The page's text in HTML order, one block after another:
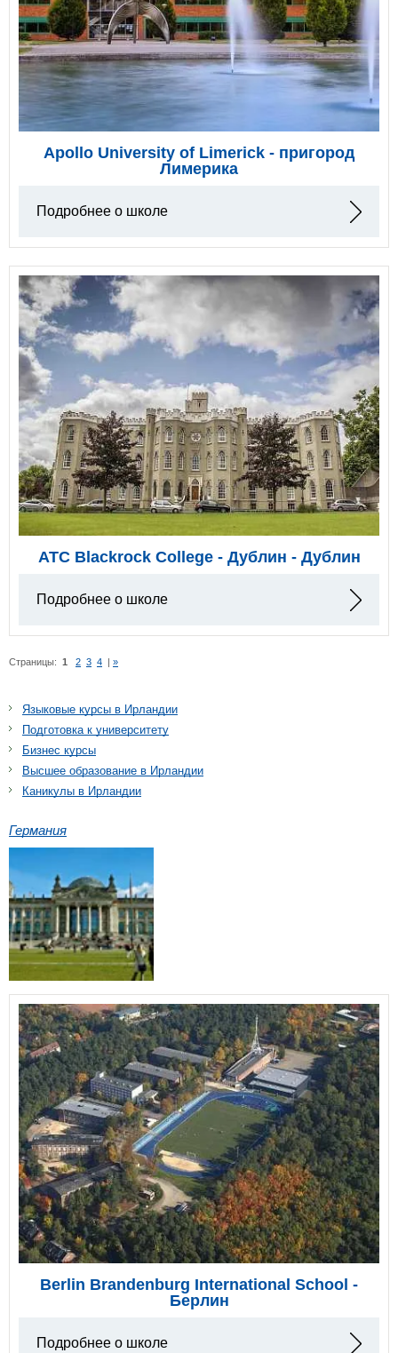
Apollo University of Limerick - пригород
Лимерика
Подробнее о школе
ATC Blackrock College - Дублин - Дублин
Подробнее о школе
Страницы: 1 2 3 4 | »
Языковые курсы в Ирландии
Подготовка к университету
Бизнес курсы
Высшее образование в Ирландии
Каникулы в Ирландии
Германия
Berlin Brandenburg International School -
Берлин
Подробнее о школе